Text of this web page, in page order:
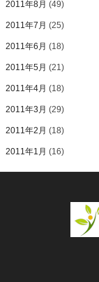
2011年8月 (49)
2011年7月 (25)
2011年6月 (18)
2011年5月 (21)
2011年4月 (18)
2011年3月 (29)
2011年2月 (18)
2011年1月 (16)